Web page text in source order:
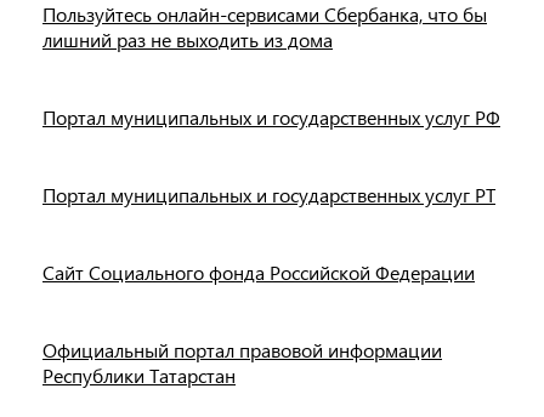
Пользуйтесь онлайн-сервисами Сбербанка, что бы
лишний раз не выходить из дома
Портал муниципальных и государственных услуг РФ
Портал муниципальных и государственных услуг РТ
Сайт Социального фонда Российской Федерации
Официальный портал правовой информации
Республики Татарстан